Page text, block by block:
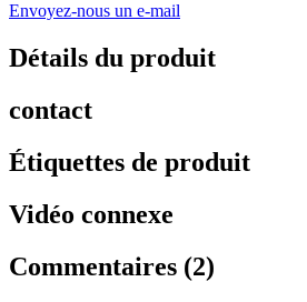
Envoyez-nous un e-mail
Détails du produit
contact
Étiquettes de produit
Vidéo connexe
Commentaires (2)